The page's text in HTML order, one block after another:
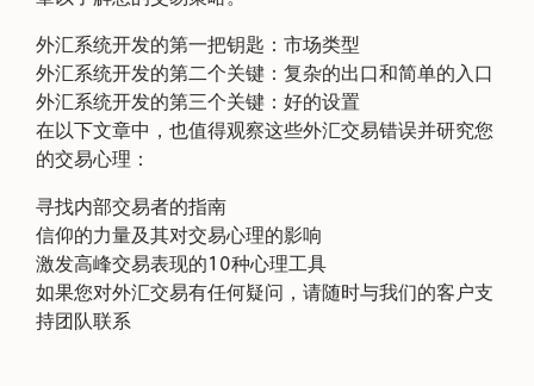
外汇系统开发的第一把钥匙：市场类型
外汇系统开发的第二个关键：复杂的出口和简单的入口
外汇系统开发的第三个关键：好的设置
在以下文章中，也值得观察这些外汇交易错误并研究您
的交易心理：
寻找内部交易者的指南
信仰的力量及其对交易心理的影响
激发高峰交易表现的10种心理工具
如果您对外汇交易有任何疑问，请随时与我们的客户支
持团队联系